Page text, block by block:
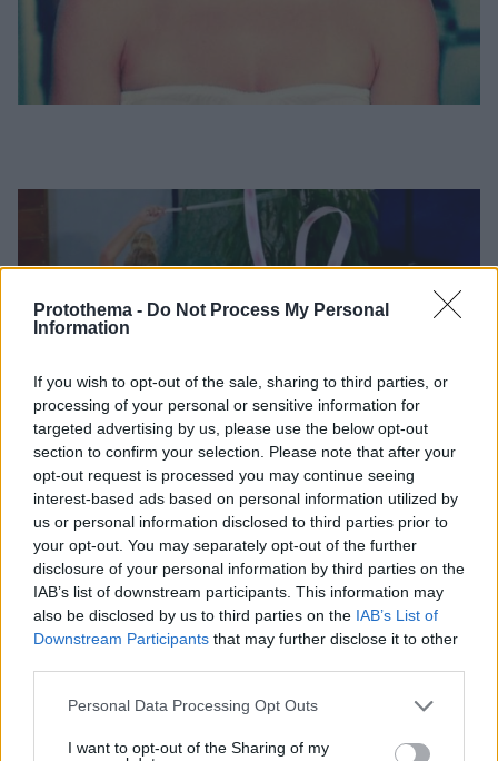
Protothema - Do Not Process My Personal
Information
If you wish to opt-out of the sale, sharing to third parties, or
processing of your personal or sensitive information for
targeted advertising by us, please use the below opt-out
section to confirm your selection. Please note that after your
opt-out request is processed you may continue seeing
interest-based ads based on personal information utilized by
us or personal information disclosed to third parties prior to
your opt-out. You may separately opt-out of the further
disclosure of your personal information by third parties on the
IAB’s list of downstream participants. This information may
also be disclosed by us to third parties on the IAB’s List of
Downstream Participants that may further disclose it to other
Please note that this website/app uses one or more Google
not limited to your visit or usage behaviour. You may click to
Personal Data Processing Opt Outs
I want to opt-out of the Sharing of my